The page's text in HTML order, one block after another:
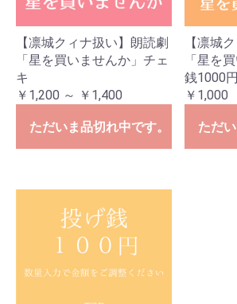
【凛城クィナ扱い】朗読劇
「星を買いませんか」チェ
キ
￥1,200 ～ ￥1,400
ただいま品切れ中です。
【凛城
「星を
銭1000円
￥1,000
ただ